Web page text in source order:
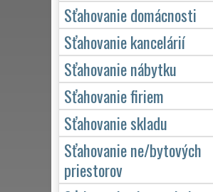
Sťahovanie domácnosti
Sťahovanie kancelárií
Sťahovanie nábytku
Sťahovanie firiem
Sťahovanie skladu
Sťahovanie ne/bytových
priestorov